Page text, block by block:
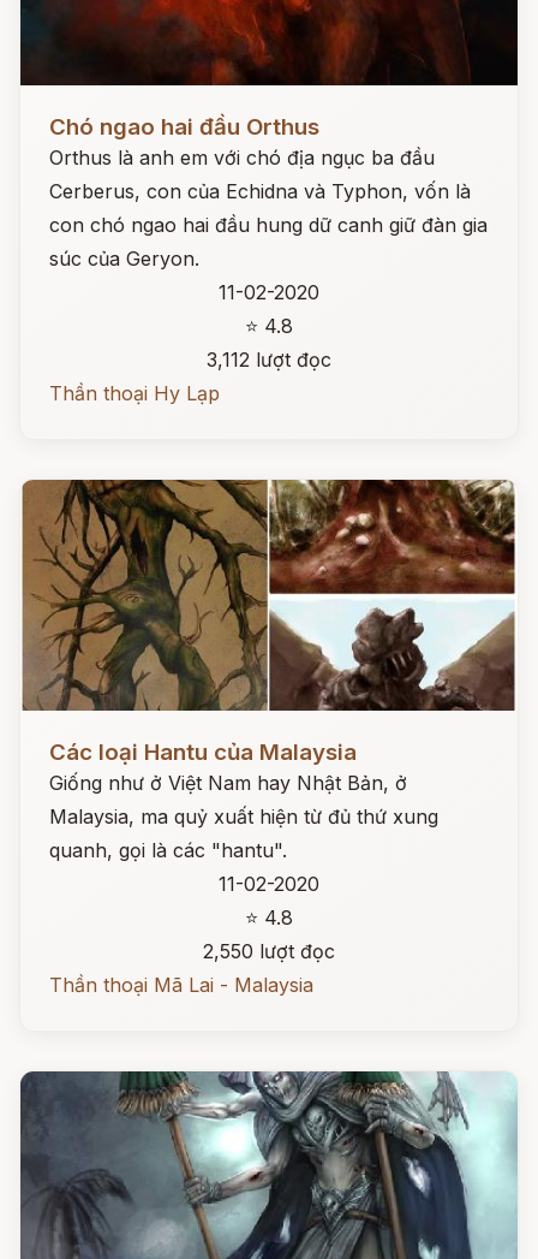
Chó ngao hai đầu Orthus
Orthus là anh em với chó địa ngục ba đầu
Cerberus, con của Echidna và Typhon, vốn là
con chó ngao hai đầu hung dữ canh giữ đàn gia
súc của Geryon.
11-02-2020
⭐ 4.8
3,112 lượt đọc
Thần thoại Hy Lạp
Các loại Hantu của Malaysia
Giống như ở Việt Nam hay Nhật Bản, ở
Malaysia, ma quỷ xuất hiện từ đủ thứ xung
quanh, gọi là các "hantu".
11-02-2020
⭐ 4.8
2,550 lượt đọc
Thần thoại Mã Lai - Malaysia